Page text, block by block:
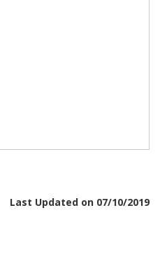
Last Updated on 07/10/2019